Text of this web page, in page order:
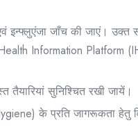
इन्फ्लुएंजा जाँच की जाएं। उक्त
Information Platform
तैयारियां सुनिश्चित रखी जायें।
के प्रति जागरूकता हेतु